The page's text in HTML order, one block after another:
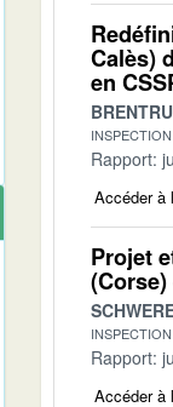
Calès)
en
Rapport:
Accéder à
Projet
Rapport:
Accéder à